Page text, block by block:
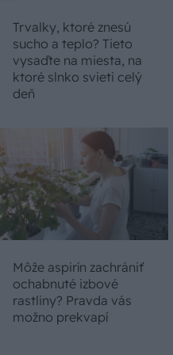
Trvalky, ktoré znesú
sucho a teplo? Tieto
vysaďte na miesta, na
ktoré slnko svieti celý
deň
Môže aspirín zachrániť
ochabnuté izbové
rastliny? Pravda vás
možno prekvapí